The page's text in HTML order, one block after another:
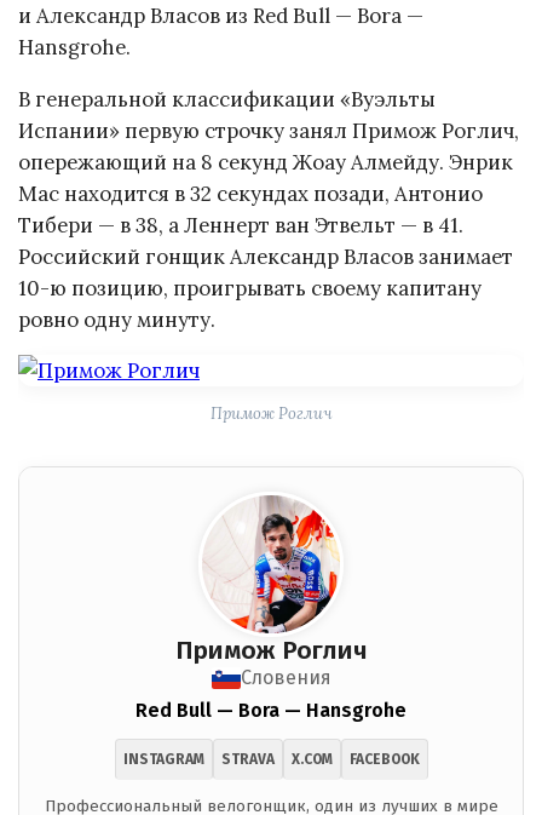
и Александр Власов из Red Bull — Bora —
Hansgrohe.
В генеральной классификации «Вуэльты
Испании» первую строчку занял Примож Роглич,
опережающий на 8 секунд Жоау Алмейду. Энрик
Мас находится в 32 секундах позади, Антонио
Тибери — в 38, а Леннерт ван Этвельт — в 41.
Российский гонщик Александр Власов занимает
10-ю позицию, проигрывать своему капитану
ровно одну минуту.
Примож Роглич
Примож Роглич
Словения
Red Bull — Bora — Hansgrohe
INSTAGRAM STRAVA X.COM FACEBOOK
Профессиональный велогонщик, один из лучших в мире